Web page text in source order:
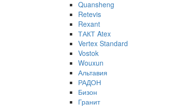
Quansheng
Retevis
Rexant
ТАКТ Atex
Vertex Standard
Vostok
Wouxun
Альтавия
РАДОН
Бизон
Гранит